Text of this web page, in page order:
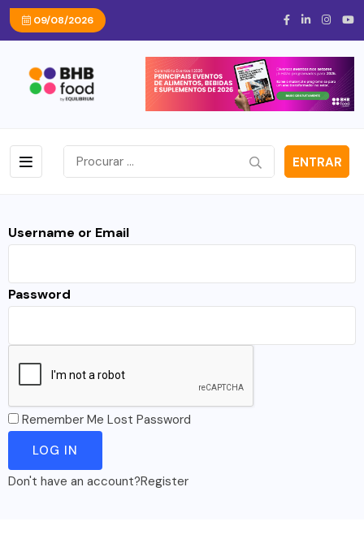
09/08/2026
ENTRAR
Username or Email
Password
Remember Me Lost Password
Don't have an account?Register